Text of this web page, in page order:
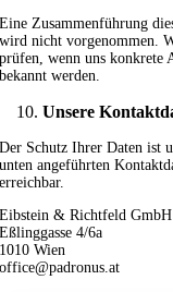
Eine Zusammenführung
wird nicht vorgenommen.
prüfen, wenn uns konkrete
bekannt werden.
Unsere
Der Schutz Ihrer Daten ist
unten angeführten
erreichbar.
Eibstein & Richtfeld GmbH
Eßlinggasse 4/6a
1010 Wien
office@padronus.at